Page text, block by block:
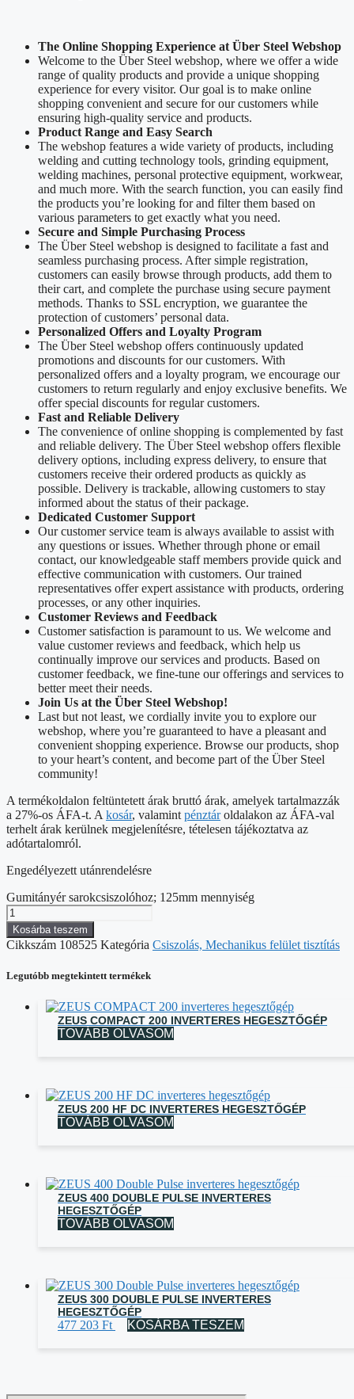
The Online Shopping Experience at Über Steel Webshop
Welcome to the Über Steel webshop, where we offer a wide
range of quality products and provide a unique shopping
experience for every visitor. Our goal is to make online
shopping convenient and secure for our customers while
ensuring high-quality service and products.
Product Range and Easy Search
The webshop features a wide variety of products, including
welding and cutting technology tools, grinding equipment,
welding machines, personal protective equipment, workwear,
and much more. With the search function, you can easily find
the products you’re looking for and filter them based on
various parameters to get exactly what you need.
Secure and Simple Purchasing Process
The Über Steel webshop is designed to facilitate a fast and
seamless purchasing process. After simple registration,
customers can easily browse through products, add them to
their cart, and complete the purchase using secure payment
methods. Thanks to SSL encryption, we guarantee the
protection of customers’ personal data.
Personalized Offers and Loyalty Program
The Über Steel webshop offers continuously updated
promotions and discounts for our customers. With
personalized offers and a loyalty program, we encourage our
customers to return regularly and enjoy exclusive benefits. We
offer special discounts for regular customers.
Fast and Reliable Delivery
The convenience of online shopping is complemented by fast
and reliable delivery. The Über Steel webshop offers flexible
delivery options, including express delivery, to ensure that
customers receive their ordered products as quickly as
possible. Delivery is trackable, allowing customers to stay
informed about the status of their package.
Dedicated Customer Support
Our customer service team is always available to assist with
any questions or issues. Whether through phone or email
contact, our knowledgeable staff members provide quick and
effective communication with customers. Our trained
representatives offer expert assistance with products, ordering
processes, or any other inquiries.
Customer Reviews and Feedback
Customer satisfaction is paramount to us. We welcome and
value customer reviews and feedback, which help us
continually improve our services and products. Based on
customer feedback, we fine-tune our offerings and services to
better meet their needs.
Join Us at the Über Steel Webshop!
Last but not least, we cordially invite you to explore our
webshop, where you’re guaranteed to have a pleasant and
convenient shopping experience. Browse our products, shop
to your heart’s content, and become part of the Über Steel
community!
A termékoldalon feltüntetett árak bruttó árak, amelyek tartalmazzák
a 27%-os ÁFA-t. A kosár, valamint pénztároldalakon az ÁFA-val
terhelt árak kerülnek megjelenítésre, tételesen tájékoztatva az
adótartalomról.
Engedélyezett utánrendelésre
Gumitányér sarokcsiszolóhoz; 125mm mennyiség
Kosárba teszem
Cikkszám 108525 Kategória Csiszolás, Mechanikus felület tisztítás
Legutóbb megtekintett termékek
ZEUS COMPACT 200 INVERTERES HEGESZTŐGÉP
TOVÁBB OLVASOM
ZEUS 200 HF DC INVERTERES HEGESZTŐGÉP
TOVÁBB OLVASOM
ZEUS 400 DOUBLE PULSE INVERTERES
HEGESZTŐGÉP
TOVÁBB OLVASOM
ZEUS 300 DOUBLE PULSE INVERTERES
HEGESZTŐGÉP
477 203 Ft KOSÁRBA TESZEM